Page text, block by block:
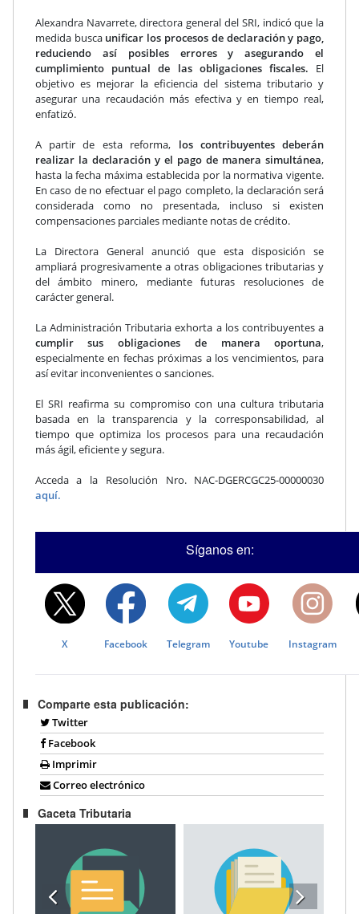
Alexandra Navarrete, directora general del SRI, indicó que la
medida busca unificar los procesos de declaración y pago,
reduciendo así posibles errores y asegurando el
cumplimiento puntual de las obligaciones fiscales. El
objetivo es mejorar la eficiencia del sistema tributario y
asegurar una recaudación más efectiva y en tiempo real,
enfatizó.
A partir de esta reforma, los contribuyentes deberán
realizar la declaración y el pago de manera simultánea,
hasta la fecha máxima establecida por la normativa vigente.
En caso de no efectuar el pago completo, la declaración será
considerada como no presentada, incluso si existen
compensaciones parciales mediante notas de crédito.
La Directora General anunció que esta disposición se
ampliará progresivamente a otras obligaciones tributarias y
del ámbito minero, mediante futuras resoluciones de
carácter general.
La Administración Tributaria exhorta a los contribuyentes a
cumplir sus obligaciones de manera oportuna,
especialmente en fechas próximas a los vencimientos, para
así evitar inconvenientes o sanciones.
El SRI reafirma su compromiso con una cultura tributaria
basada en la transparencia y la corresponsabilidad, al
tiempo que optimiza los procesos para una recaudación
más ágil, eficiente y segura.
Acceda a la Resolución Nro. NAC-DGERCGC25-00000030
aquí.
Síganos en:
X Facebook Telegram Youtube Instagram
Comparte esta publicación:
Twitter
Facebook
Imprimir
Correo electrónico
Gaceta Tributaria